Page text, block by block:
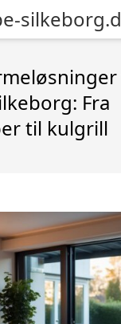
Fra
til kulgrill